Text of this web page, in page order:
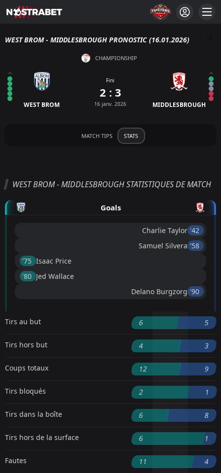
WEST BROM - MIDDLESBROUGH PRONOSTIC (16.01.2026)
CHAMPIONSHIP
WEST BROM
Fini
2 : 3
16 janv. 2026 MIDDLESBROUGH
MATCH TIPS STATS
WEST BROM - MIDDLESBROUGH STATISTIQUES DE MATCH
Goals
Charlie Taylor '42 ︎
Samuel Silvera '58 ︎
'75 ︎ Isaac Price
'80 ︎ Jed Wallace
Delano Burgzorg '90 ︎
Tirs au but 6 5
Tirs hors but 4 3
Coups totaux 12 9
Tirs bloqués 2 1
Tirs dans la boîte 6 8
Tirs hors de la surface 6 1
Fautes 11 4